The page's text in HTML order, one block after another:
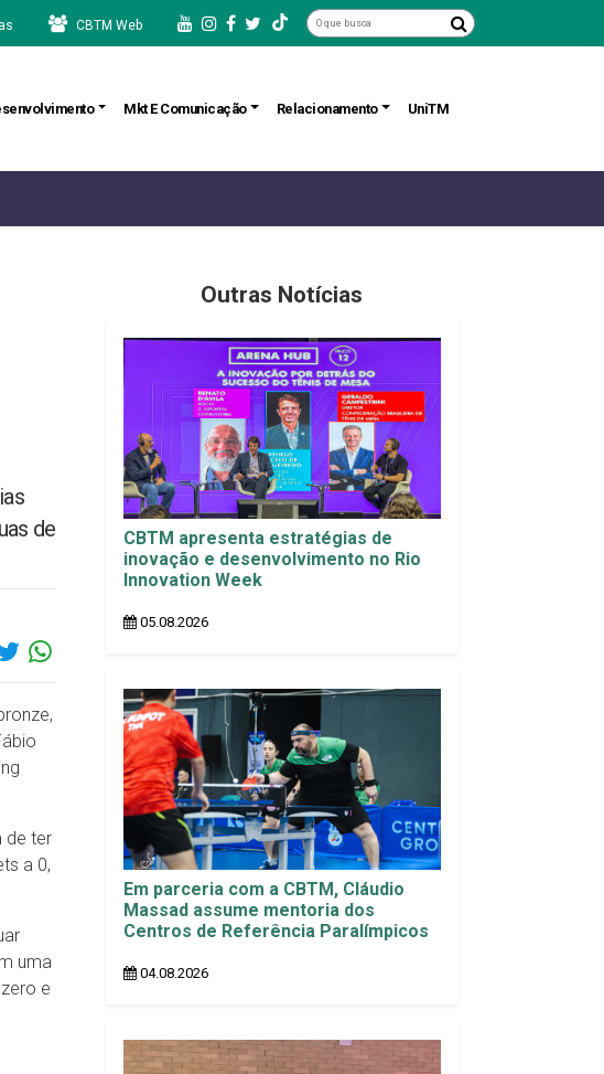
CBTM Web
Mkt E Comunicação Relacionamento UniTM
de
de ter
a 0,
uma
e
Outras Notícias
CBTM apresenta estratégias de
inovação e desenvolvimento no Rio
Innovation Week
05.08.2026
Em parceria com a CBTM, Cláudio
Massad assume mentoria dos
Centros de Referência Paralímpicos
04.08.2026